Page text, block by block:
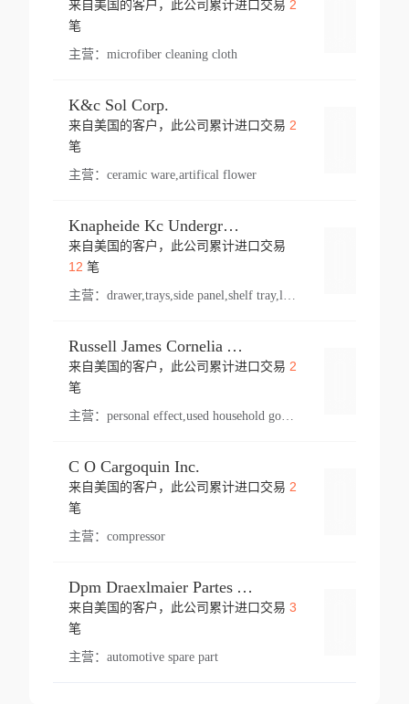
来自美国的客户，此公司累计进口交易 2
笔
主营： microfiber cleaning cloth
K&c Sol Corp.
来自美国的客户，此公司累计进口交易 2
笔
主营： ceramic ware,artifical flower
Knapheide Kc Underground
来自美国的客户，此公司累计进口交易
12 笔
主营：
Russell James Cornelia Arlington Va
来自美国的客户，此公司累计进口交易 2
笔
主营： personal effect,used household goods
C O Cargoquin Inc.
来自美国的客户，此公司累计进口交易 2
笔
主营： compressor
Dpm Draexlmaier Partes Automotrices Corr Ind Huejotzingo
来自美国的客户，此公司累计进口交易 3
笔
主营： automotive spare part